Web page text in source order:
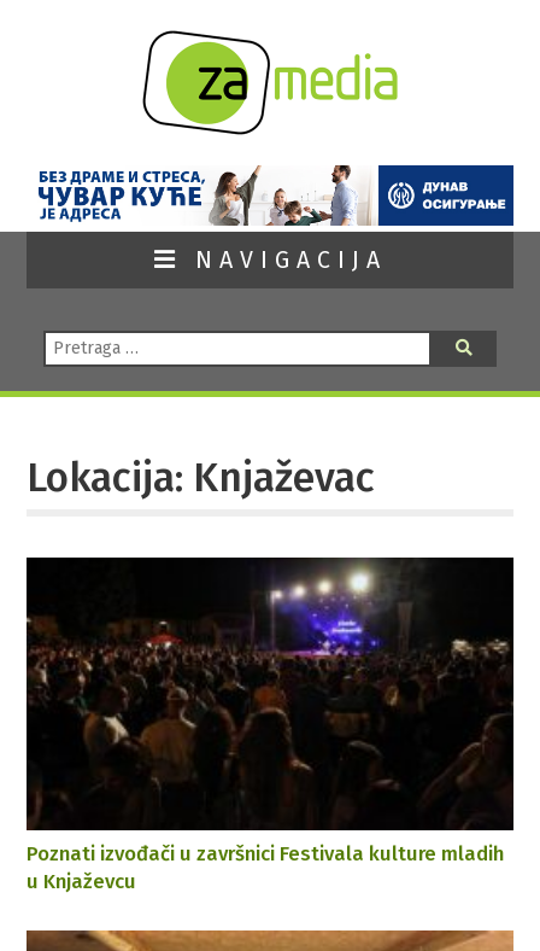
NAVIGACIJA
Pretraga:
Lokacija: Knjaževac
Poznati izvođači u završnici Festivala kulture mladih
u Knjaževcu